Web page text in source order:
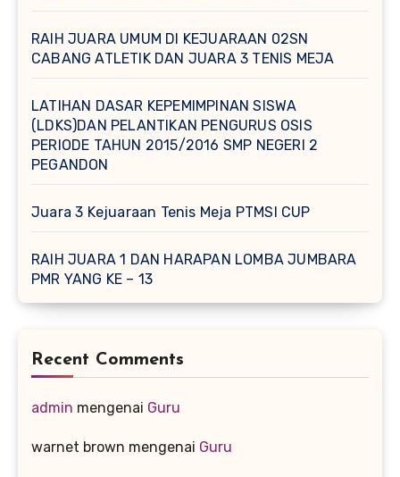
RAIH JUARA UMUM DI KEJUARAAN 02SN
CABANG ATLETIK DAN JUARA 3 TENIS MEJA
LATIHAN DASAR KEPEMIMPINAN SISWA
(LDKS)DAN PELANTIKAN PENGURUS OSIS
PERIODE TAHUN 2015/2016 SMP NEGERI 2
PEGANDON
Juara 3 Kejuaraan Tenis Meja PTMSI CUP
RAIH JUARA 1 DAN HARAPAN LOMBA JUMBARA
PMR YANG KE – 13
Recent Comments
admin mengenai Guru
warnet brown mengenai Guru